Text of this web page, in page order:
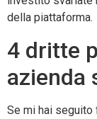
della piattaforma.
4 dritte
azienda
Se mi hai seguito